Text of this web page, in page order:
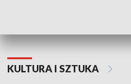
KULTURA I SZTUKA